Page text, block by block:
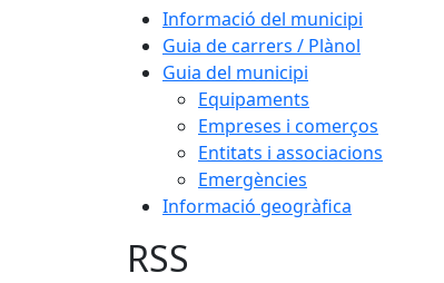
Informació del municipi
Guia de carrers / Plànol
Guia del municipi
Equipaments
Empreses i comerços
Entitats i associacions
Emergències
Informació geogràfica
RSS